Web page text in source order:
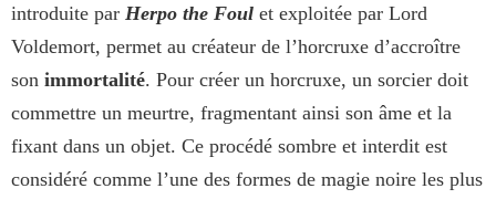
introduite par Herpo the Foul et exploitée par Lord
Voldemort, permet au créateur de l’horcruxe d’accroître
son immortalité. Pour créer un horcruxe, un sorcier doit
commettre un meurtre, fragmentant ainsi son âme et la
fixant dans un objet. Ce procédé sombre et interdit est
considéré comme l’une des formes de magie noire les plus